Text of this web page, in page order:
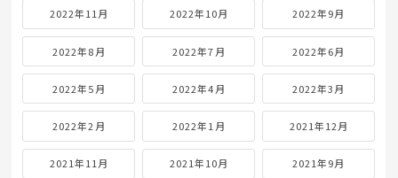
2022年11月 2022年10月 2022年9月
2022年8月 2022年7月 2022年6月
2022年5月 2022年4月 2022年3月
2022年2月 2022年1月 2021年12月
2021年11月 2021年10月 2021年9月